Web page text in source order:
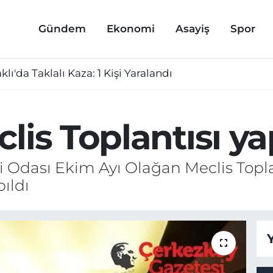
Gündem Ekonomi Asayiş Spor
Taklalı Kaza: 1 Kişi Yaralandı
Toplantısı
Ekim Ayı Olağan Meclis